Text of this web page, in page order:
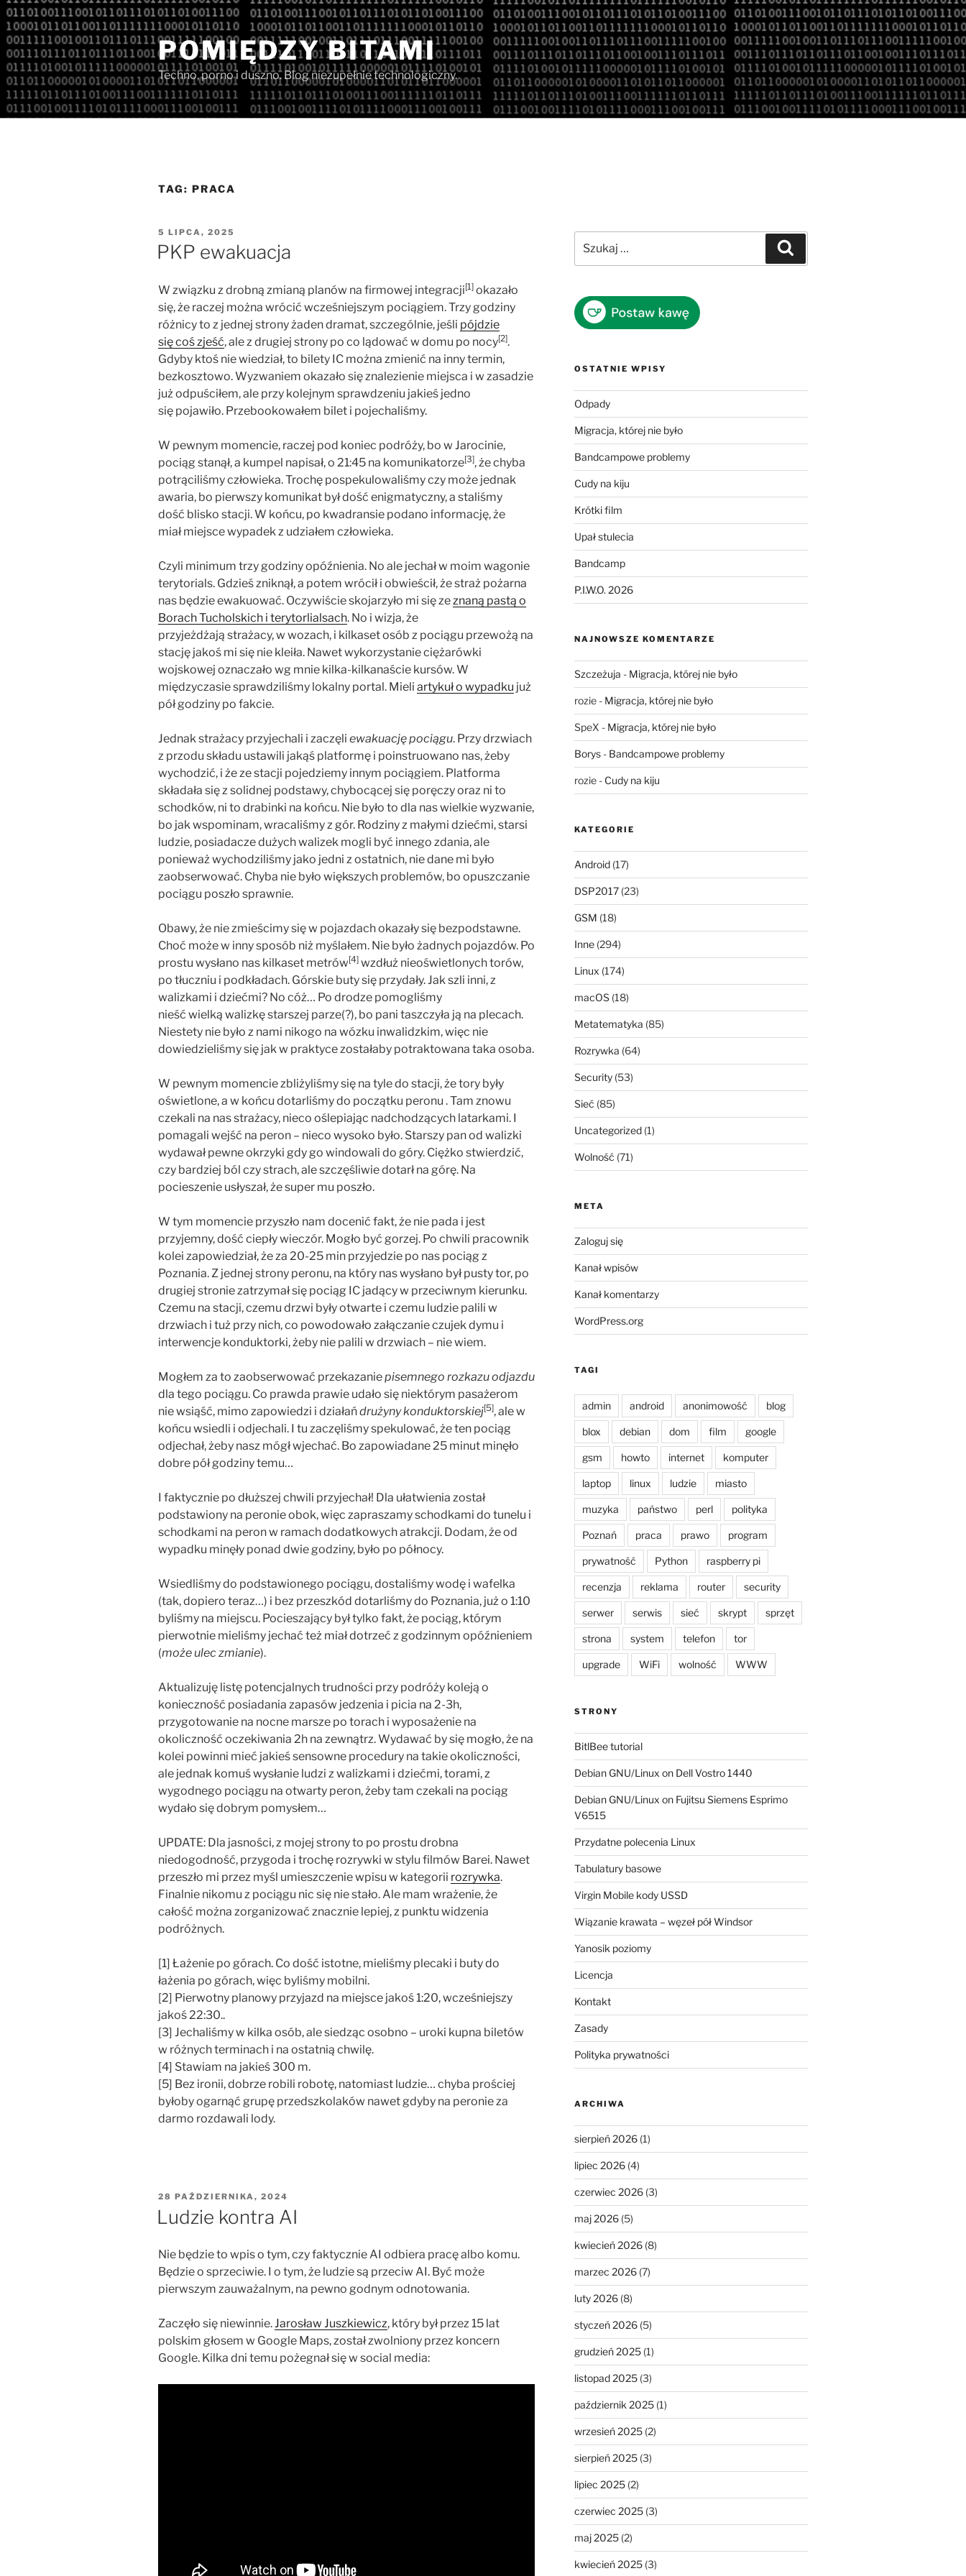
Przejdź
do
treści
POMIĘDZY BITAMI
Techno, porno i duszno. Blog niezupełnie technologiczny.
TAG: PRACA
OPUBLIKOWANE
W
5 LIPCA, 2025
PKP ewakuacja
W związku z drobną zmianą planów na firmowej integracji[1] okazało
się, że raczej można wrócić wcześniejszym pociągiem. Trzy godziny
różnicy to z jednej strony żaden dramat, szczególnie, jeśli pójdzie
się coś zjeść, ale z drugiej strony po co lądować w domu po nocy[2].
Gdyby ktoś nie wiedział, to bilety IC można zmienić na inny termin,
bezkosztowo. Wyzwaniem okazało się znalezienie miejsca i w zasadzie
już odpuściłem, ale przy kolejnym sprawdzeniu jakieś jedno
się pojawiło. Przebookowałem bilet i pojechaliśmy.
W pewnym momencie, raczej pod koniec podróży, bo w Jarocinie,
pociąg stanął, a kumpel napisał, o 21:45 na komunikatorze[3], że chyba
potrąciliśmy człowieka. Trochę pospekulowaliśmy czy może jednak
awaria, bo pierwszy komunikat był dość enigmatyczny, a staliśmy
dość blisko stacji. W końcu, po kwadransie podano informację, że
miał miejsce wypadek z udziałem człowieka.
Czyli minimum trzy godziny opóźnienia. No ale jechał w moim wagonie
terytorials. Gdzieś zniknął, a potem wrócił i obwieścił, że straż pożarna
nas będzie ewakuować. Oczywiście skojarzyło mi się zeznaną pastą o
Borach Tucholskich i terytorlialsach. No i wizja, że
przyjeżdżają strażacy, w wozach, i kilkaset osób z pociągu przewożą na
stację jakoś mi się nie kleiła. Nawet wykorzystanie ciężarówki
wojskowej oznaczało wg mnie kilka-kilkanaście kursów. W
międzyczasie sprawdziliśmy lokalny portal. Mieli artykuł o wypadku już
pół godziny po fakcie.
Jednak strażacy przyjechali i zaczęli ewakuację pociągu. Przy drzwiach
z przodu składu ustawili jakąś platformę i poinstruowano nas, żeby
wychodzić, i że ze stacji pojedziemy innym pociągiem. Platforma
składała się z solidnej podstawy, chybocącej się poręczy oraz ni to
schodków, ni to drabinki na końcu. Nie było to dla nas wielkie wyzwanie,
bo jak wspominam, wracaliśmy z gór. Rodziny z małymi dziećmi, starsi
ludzie, posiadacze dużych walizek mogli być innego zdania, ale
ponieważ wychodziliśmy jako jedni z ostatnich, nie dane mi było
zaobserwować. Chyba nie było większych problemów, bo opuszczanie
pociągu poszło sprawnie.
Obawy, że nie zmieścimy się w pojazdach okazały się bezpodstawne.
Choć może w inny sposób niż myślałem. Nie było żadnych pojazdów. Po
prostu wysłano nas kilkaset metrów[4] wzdłuż nieoświetlonych torów,
po tłuczniu i podkładach. Górskie buty się przydały. Jak szli inni, z
walizkami i dziećmi? No cóż… Po drodze pomogliśmy
nieść wielką walizkę starszej parze(?), bo pani taszczyła ją na plecach.
Niestety nie było z nami nikogo na wózku inwalidzkim, więc nie
dowiedzieliśmy się jak w praktyce zostałaby potraktowana taka osoba.
W pewnym momencie zbliżyliśmy się na tyle do stacji, że tory były
oświetlone, a w końcu dotarliśmy do początku peronu . Tam znowu
czekali na nas strażacy, nieco oślepiając nadchodzących latarkami. I
pomagali wejść na peron – nieco wysoko było. Starszy pan od walizki
wydawał pewne okrzyki gdy go windowali do góry. Ciężko stwierdzić,
czy bardziej ból czy strach, ale szczęśliwie dotarł na górę. Na
pocieszenie usłyszał, że super mu poszło.
W tym momencie przyszło nam docenić fakt, że nie pada i jest
przyjemny, dość ciepły wieczór. Mogło być gorzej. Po chwili pracownik
kolei zapowiedział, że za 20-25 min przyjedzie po nas pociąg z
Poznania. Z jednej strony peronu, na który nas wysłano był pusty tor, po
drugiej stronie zatrzymał się pociąg IC jadący w przeciwnym kierunku.
Czemu na stacji, czemu drzwi były otwarte i czemu ludzie palili w
drzwiach i tuż przy nich, co powodowało załączanie czujek dymu i
interwencje konduktorki, żeby nie palili w drzwiach – nie wiem.
Mogłem za to zaobserwować przekazaniepisemnego rozkazu odjazdu
dla tego pociągu. Co prawda prawie udało się niektórym pasażerom
nie wsiąść, mimo zapowiedzi i działańdrużyny konduktorskiej[5], ale w
końcu wsiedli i odjechali. I tu zaczęliśmy spekulować, że ten pociąg
odjechał, żeby nasz mógł wjechać. Bo zapowiadane 25 minut minęło
dobre pół godziny temu…
I faktycznie po dłuższej chwili przyjechał! Dla ułatwienia został
podstawiony na peronie obok, więc zapraszamy schodkami do tunelu i
schodkami na peron w ramach dodatkowych atrakcji. Dodam, że od
wypadku minęły ponad dwie godziny, było po północy.
Wsiedliśmy do podstawionego pociągu, dostaliśmy wodę i wafelka
(tak, dopiero teraz…) i bez przeszkód dotarliśmy do Poznania, już o 1:10
byliśmy na miejscu. Pocieszający był tylko fakt, że pociąg, którym
pierwotnie mieliśmy jechać też miał dotrzeć z godzinnym opóźnieniem
(może ulec zmianie).
Aktualizuję listę potencjalnych trudności przy podróży koleją o
konieczność posiadania zapasów jedzenia i picia na 2-3h,
przygotowanie na nocne marsze po torach i wyposażenie na
okoliczność oczekiwania 2h na zewnątrz. Wydawać by się mogło, że na
kolei powinni mieć jakieś sensowne procedury na takie okoliczności,
ale jednak komuś wysłanie ludzi z walizkami i dziećmi, torami, z
wygodnego pociągu na otwarty peron, żeby tam czekali na pociąg
wydało się dobrym pomysłem…
UPDATE: Dla jasności, z mojej strony to po prostu drobna
niedogodność, przygoda i trochę rozrywki w stylu filmów Barei. Nawet
przeszło mi przez myśl umieszczenie wpisu w kategorii rozrywka.
Finalnie nikomu z pociągu nic się nie stało. Ale mam wrażenie, że
całość można zorganizować znacznie lepiej, z punktu widzenia
podróżnych.
[1] Łażenie po górach. Co dość istotne, mieliśmy plecaki i buty do
łażenia po górach, więc byliśmy mobilni.
[2] Pierwotny planowy przyjazd na miejsce jakoś 1:20, wcześniejszy
jakoś 22:30..
[3] Jechaliśmy w kilka osób, ale siedząc osobno – uroki kupna biletów
w różnych terminach i na ostatnią chwilę.
[4] Stawiam na jakieś 300 m.
[5] Bez ironii, dobrze robili robotę, natomiast ludzie… chyba prościej
byłoby ogarnąć grupę przedszkolaków nawet gdyby na peronie za
darmo rozdawali lody.
OPUBLIKOWANE
28 PAŹDZIERNIKA, 2024
Ludzie kontra AI
Nie będzie to wpis o tym, czy faktycznie AI odbiera pracę albo komu.
Będzie o sprzeciwie. I o tym, że ludzie są przeciw AI. Być może
pierwszym zauważalnym, na pewno godnym odnotowania.
Zaczęło się niewinnie.Jarosław Juszkiewicz, który był przez 15 lat
polskim głosem w Google Maps, został zwolniony przez koncern
Google. Kilka dni temu pożegnał się w social media:
OSTATNIE WPISY
Odpady
Migracja, której nie było
Bandcampowe problemy
Cudy na kiju
Krótki film
Upał stulecia
Bandcamp
P.I.W.O. 2026
NAJNOWSZE KOMENTARZE
Szczeżuja - Migracja, której nie było
rozie- Migracja, której nie było
SpeX - Migracja, której nie było
Borys- Bandcampowe problemy
rozie- Cudy na kiju
KATEGORIE
Android(17)
DSP2017(23)
GSM (18)
Inne(294)
Linux (174)
macOS(18)
Metatematyka (85)
Rozrywka (64)
Security(53)
Sieć (85)
Uncategorized(1)
Wolność (71)
META
Zaloguj się
Kanał wpisów
Kanał komentarzy
WordPress.org
TAGI
admin android anonimowość blog
blox debian dom film google
gsm howto internet komputer
laptop linux ludzie miasto
muzyka państwo perl polityka
Poznań praca prawo program
prywatność Python raspberry pi
recenzja reklama router security
serwer serwis sieć skrypt sprzęt
strona system telefon tor
upgrade WiFi wolność WWW
STRONY
BitlBee tutorial
Debian GNU/Linux on Dell Vostro 1440
Debian GNU/Linux on Fujitsu Siemens Esprimo
V6515
Przydatne polecenia Linux
Tabulatury basowe
Virgin Mobile kody USSD
Wiązanie krawata – węzeł pół Windsor
Yanosik poziomy
Licencja
Kontakt
Zasady
Polityka prywatności
ARCHIWA
sierpień 2026(1)
lipiec 2026(4)
czerwiec 2026(3)
maj 2026(5)
kwiecień 2026(8)
marzec 2026(7)
luty 2026(8)
styczeń 2026(5)
grudzień 2025(1)
listopad 2025(3)
październik 2025(1)
wrzesień 2025(2)
sierpień 2025(3)
lipiec 2025(2)
czerwiec 2025(3)
maj 2025(2)
kwiecień 2025(3)